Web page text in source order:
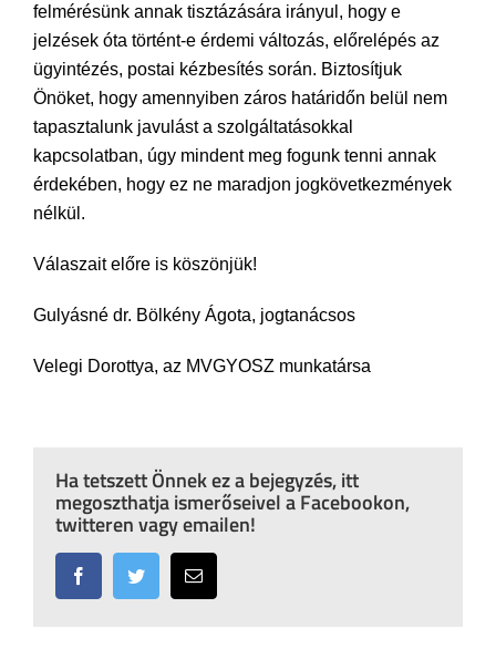
felmérésünk annak tisztázására irányul, hogy e
jelzések óta történt-e érdemi változás, előrelépés az
ügyintézés, postai kézbesítés során. Biztosítjuk
Önöket, hogy amennyiben záros határidőn belül nem
tapasztalunk javulást a szolgáltatásokkal
kapcsolatban, úgy mindent meg fogunk tenni annak
érdekében, hogy ez ne maradjon jogkövetkezmények
nélkül.
Válaszait előre is köszönjük!
Gulyásné dr. Bölkény Ágota, jogtanácsos
Velegi Dorottya, az MVGYOSZ munkatársa
Ha tetszett Önnek ez a bejegyzés, itt
megoszthatja ismerőseivel a Facebookon,
twitteren vagy emailen!
FacebookTwitter Email: